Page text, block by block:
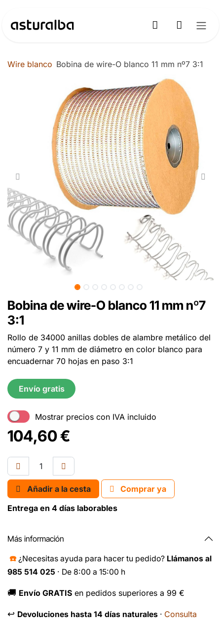
Wire blanco Bobina de wire-O blanco 11 mm nº7 3:1
Bobina de wire-O blanco 11 mm nº7
3:1
Rollo de 34000 anillas dobles de alambre metálico del
número 7 y 11 mm de diámetro en color blanco para
encuadernar 70 hojas en paso 3:1
Envío gratis
Mostrar precios con IVA incluido
104,60€
Añadir a la cesta
Comprar ya
Entrega en 4 días laborables
Más información
☎️ ¿Necesitas ayuda para hacer tu pedido? Llámanos al
985 514 025 · De 8:00 a 15:00 h
🚚 Envío GRATIS en pedidos superiores a 99 €
↩️ Devoluciones hasta 14 días naturales · Consulta